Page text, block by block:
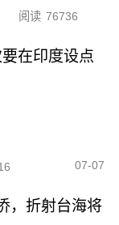
阅读 76736
在印度设点
07-07
，折射台海将